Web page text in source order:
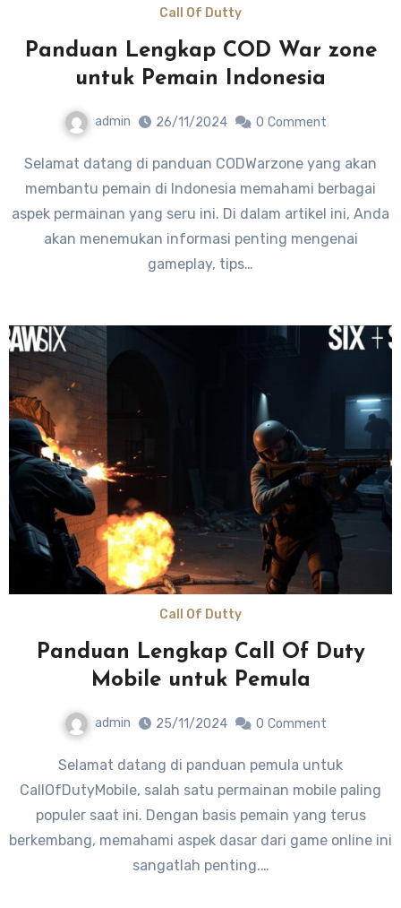
Call Of Dutty
Panduan Lengkap COD War zone
untuk Pemain Indonesia
admin 26/11/2024 0 Comment
Selamat datang di panduan CODWarzone yang akan
membantu pemain di Indonesia memahami berbagai
aspek permainan yang seru ini. Di dalam artikel ini, Anda
akan menemukan informasi penting mengenai
gameplay, tips…
Call Of Dutty
Panduan Lengkap Call Of Duty
Mobile untuk Pemula
admin 25/11/2024 0 Comment
Selamat datang di panduan pemula untuk
CallOfDutyMobile, salah satu permainan mobile paling
populer saat ini. Dengan basis pemain yang terus
berkembang, memahami aspek dasar dari game online ini
sangatlah penting.…